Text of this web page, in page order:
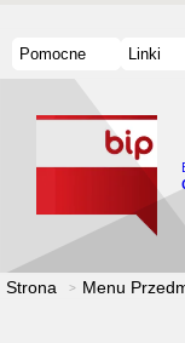
Pomocne Linki
Strona Menu